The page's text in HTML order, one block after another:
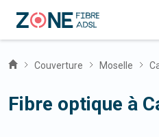
Couverture Moselle
Fibre optique à